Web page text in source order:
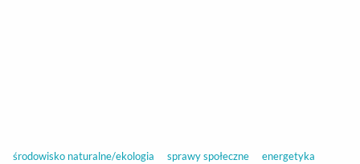
środowisko naturalne/ekologia sprawy społeczne energetyka